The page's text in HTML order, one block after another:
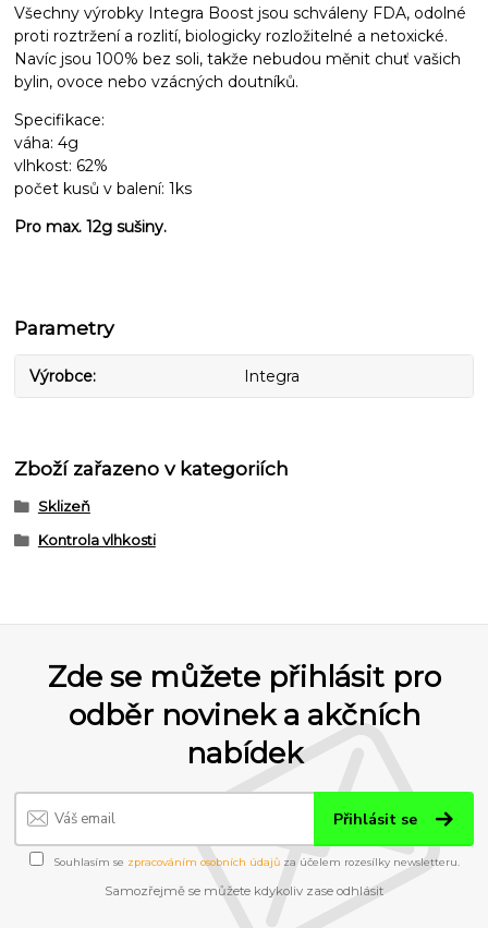
Všechny výrobky Integra Boost jsou schváleny FDA, odolné
proti roztržení a rozlití, biologicky rozložitelné a netoxické.
Navíc jsou 100% bez soli, takže nebudou měnit chuť vašich
bylin, ovoce nebo vzácných doutníků.
Specifikace:
váha: 4g
vlhkost: 62%
počet kusů v balení: 1ks
Pro max. 12g sušiny.
Parametry
Výrobce Integra
Zboží zařazeno v kategoriích
Sklizeň
Kontrola vlhkosti
Zde se můžete přihlásit pro
odběr novinek a akčních
nabídek
Přihlásit se
Souhlasím se zpracováním osobních údajůza účelem rozesílky newsletteru.
Samozřejmě se můžete kdykoliv zase odhlásit